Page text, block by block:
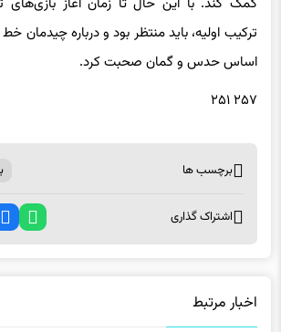
ترکیب اولیه، باید منتظر بود و درباره چیدمان
اساس حدس و گمان صحبت کرد.
۲۵۷ ۲۵۱
برچسب ها
اشتراک گذاری
اخبار مرتبط